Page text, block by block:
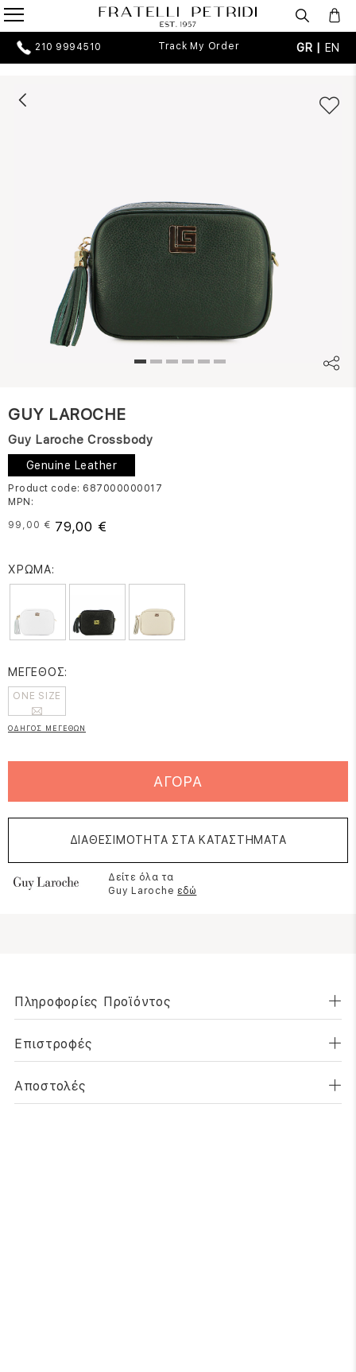
210 9994510 Track My Order GR | EN
GUY LAROCHE
Guy Laroche Crossbody
Genuine Leather
Product code: 687000000017
MPN:
99,00 € 79,00 €
ΧΡΩΜΑ:
ΜΕΓΕΘΟΣ:
ONE SIZE
ΟΔΗΓΟΣ ΜΕΓΕΘΩΝ
ΑΓΟΡΑ
ΔΙΑΘΕΣΙΜΟΤΗΤΑ ΣΤΑ ΚΑΤΑΣΤΗΜΑΤΑ
Δείτε όλα τα
Guy Laroche εδώ
Πληροφορίες Προϊόντος
Επιστροφές
Αποστολές